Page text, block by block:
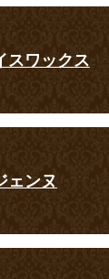
スワックス
ェンヌ